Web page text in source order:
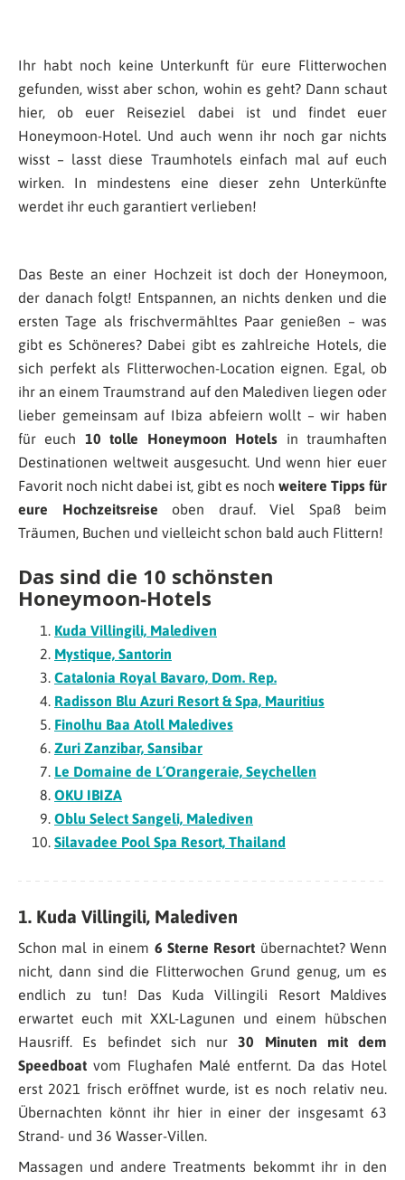
Ihr habt noch keine Unterkunft für eure Flitterwochen
gefunden, wisst aber schon, wohin es geht? Dann schaut
hier, ob euer Reiseziel dabei ist und findet euer
Honeymoon-Hotel. Und auch wenn ihr noch gar nichts
wisst – lasst diese Traumhotels einfach mal auf euch
wirken. In mindestens eine dieser zehn Unterkünfte
werdet ihr euch garantiert verlieben!
Das Beste an einer Hochzeit ist doch der Honeymoon,
der danach folgt! Entspannen, an nichts denken und die
ersten Tage als frischvermähltes Paar genießen – was
gibt es Schöneres? Dabei gibt es zahlreiche Hotels, die
sich perfekt als Flitterwochen-Location eignen. Egal, ob
ihr an einem Traumstrand auf den Malediven liegen oder
lieber gemeinsam auf Ibiza abfeiern wollt – wir haben
für euch 10 tolle Honeymoon Hotels in traumhaften
Destinationen weltweit ausgesucht. Und wenn hier euer
Favorit noch nicht dabei ist, gibt es noch weitere Tipps für
eure Hochzeitsreise oben drauf. Viel Spaß beim
Träumen, Buchen und vielleicht schon bald auch Flittern!
Das sind die 10 schönsten
Honeymoon-Hotels
Kuda Villingili, Malediven
Mystique, Santorin
Catalonia Royal Bavaro, Dom. Rep.
Radisson Blu Azuri Resort & Spa, Mauritius
Finolhu Baa Atoll Maledives
Zuri Zanzibar, Sansibar
Le Domaine de L´Orangeraie, Seychellen
OKU IBIZA
Oblu Select Sangeli, Malediven
Silavadee Pool Spa Resort, Thailand
1. Kuda Villingili, Malediven
Schon mal in einem 6 Sterne Resort übernachtet? Wenn
nicht, dann sind die Flitterwochen Grund genug, um es
endlich zu tun! Das Kuda Villingili Resort Maldives
erwartet euch mit XXL-Lagunen und einem hübschen
Hausriff. Es befindet sich nur30 Minuten mit dem
Speedboat vom Flughafen Malé entfernt. Da das Hotel
erst 2021 frisch eröffnet wurde, ist es noch relativ neu.
Übernachten könnt ihr hier in einer der insgesamt 63
Strand- und 36 Wasser-Villen.
Massagen und andere Treatments bekommt ihr in den